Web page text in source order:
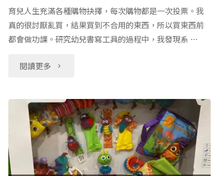
育兒人生充滿各種購物抉擇，每次購物都是一次投票。我
真的很討厭亂買，結果買到不合用的東西，所以買東西前
都會做功課。研究幼兒書寫工具的過程中，我發現系 …
閱讀更多
"兒
書
寫
工